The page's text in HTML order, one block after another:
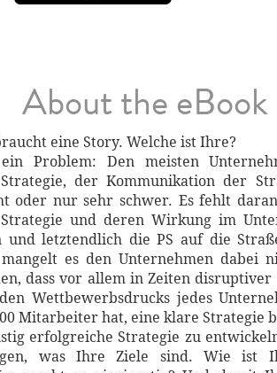
About the eBook
eine Story. Welche ist Ihre?
Problem: Den meisten
der Kommunikation der
oder nur sehr schwer. Es fehlt
und deren Wirkung im
und letztendlich die PS auf die
es den Unternehmen dabei
dass vor allem in Zeiten disruptiver
Wettbewerbsdrucks jedes
Mitarbeiter hat, eine klare Strategie
erfolgreiche Strategie zu
was Ihre Ziele sind. Wie ist